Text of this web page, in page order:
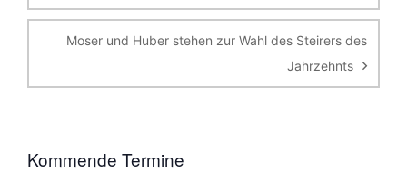
Moser und Huber stehen zur Wahl des Steirers des
Jahrzehnts
Kommende Termine